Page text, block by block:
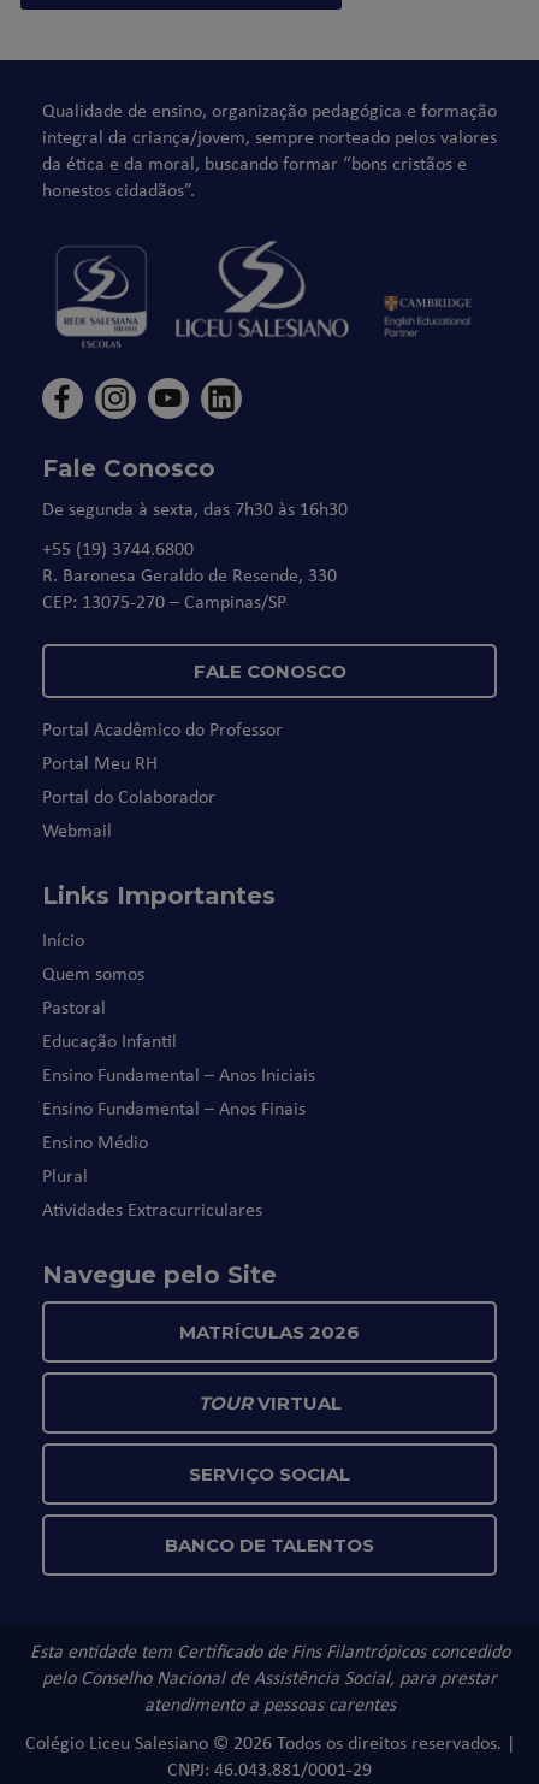
Qualidade de ensino, organização pedagógica e formação
integral da criança/jovem, sempre norteado pelos valores
da ética e da moral, buscando formar “bons cristãos e
honestos cidadãos”.
Fale Conosco
De segunda à sexta, das 7h30 às 16h30
+55 (19) 3744.6800
R. Baronesa Geraldo de Resende, 330
CEP: 13075-270 – Campinas/SP
FALE CONOSCO
Portal Acadêmico do Professor
Portal Meu RH
Portal do Colaborador
Webmail
Links Importantes
Início
Quem somos
Pastoral
Educação Infantil
Ensino Fundamental – Anos Iniciais
Ensino Fundamental – Anos Finais
Ensino Médio
Plural
Atividades Extracurriculares
Navegue pelo Site
MATRÍCULAS 2026
TOURVIRTUAL
SERVIÇO SOCIAL
BANCO DE TALENTOS
Esta entidade tem Certificado de Fins Filantrópicos concedido
pelo Conselho Nacional de Assistência Social, para prestar
atendimento a pessoas carentes
Colégio Liceu Salesiano © 2026 Todos os direitos reservados. |
CNPJ: 46.043.881/0001-29